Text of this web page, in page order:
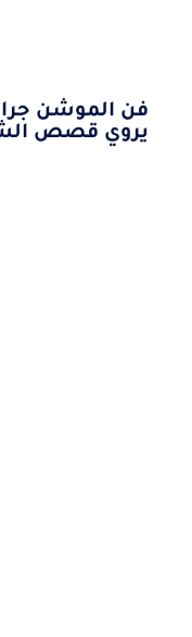
فن الموشن
يروي قصص